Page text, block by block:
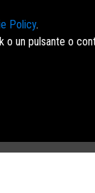
-
Policy.
o un pulsante o